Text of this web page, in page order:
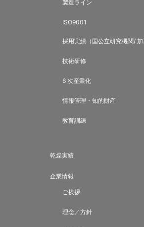
製造ライン
ISO9001
採用実績（国公立研究機関/ 加
技術研修
6 次産業化
情報管理・知的財産
教育訓練
乾燥実績
企業情報
ご挨拶
理念／方針